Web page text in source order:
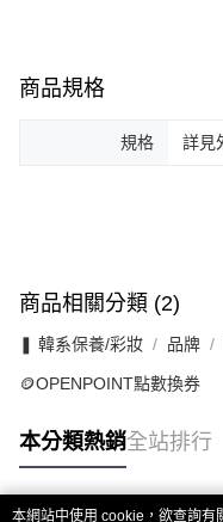
商品規格
規格 詳見
商品相關分類 (2)
❚ 韓系保養/彩妝 品牌
🪙OPENPOINT點數換券
本分類熱銷全站排行
本網站中使用 cookie，欲查詢有